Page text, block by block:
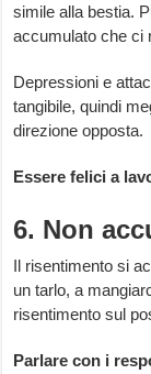
simile alla bestia.
accumulato che ci
Depressioni e
tangibile, quindi
direzione opposta.
Essere felici a
6. Non
Il risentimento si
un tarlo, a
risentimento sul
Parlare con i